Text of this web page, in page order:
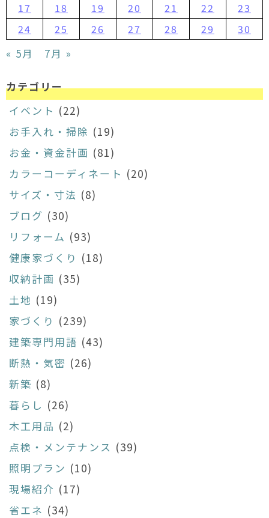
17
18 19 20 21 22
23
24
25 26 27 28 29 30
« 5月 7月 »
カテゴリー
イベント (22)
お手入れ・掃除 (19)
お金・資金計画 (81)
カラーコーディネート (20)
サイズ・寸法 (8)
ブログ (30)
リフォーム (93)
健康家づくり (18)
収納計画 (35)
土地 (19)
家づくり (239)
建築専門用語 (43)
断熱・気密 (26)
新築 (8)
暮らし (26)
木工用品 (2)
点検・メンテナンス (39)
照明プラン (10)
現場紹介 (17)
省エネ (34)